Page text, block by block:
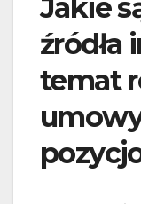
Jakie
źródła
temat